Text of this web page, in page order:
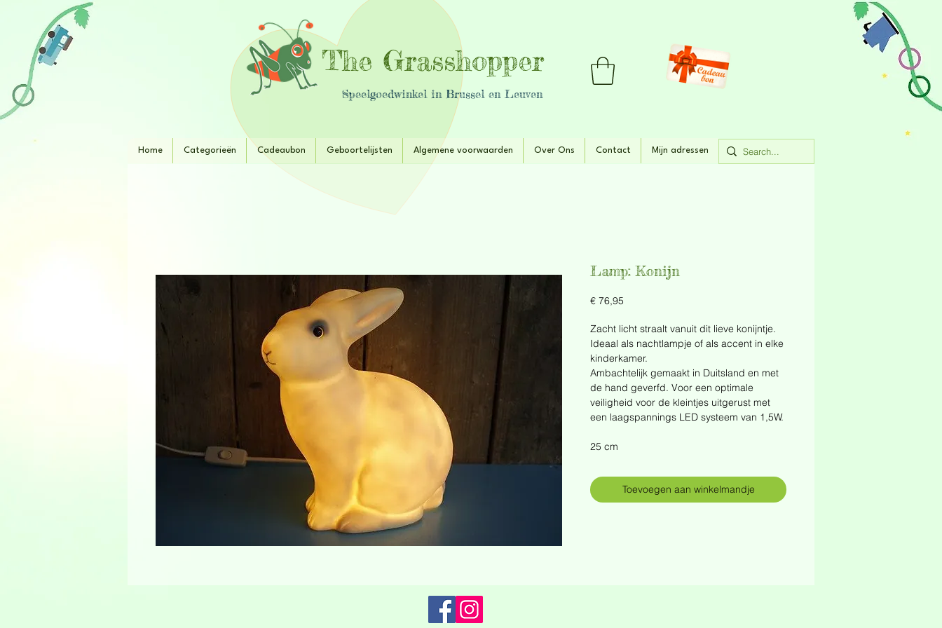
The Grasshopper
Speelgoedwinkel in Brussel en Leuven
Home Categorieën Cadeaubon Geboortelijsten Algemene voorwaarden Over Ons Contact Mijn adressen
Lamp: Konijn
€ 76,95
Zacht licht straalt vanuit dit lieve konijntje.
Ideaal als nachtlampje of als accent in elke
kinderkamer.
Ambachtelijk gemaakt in Duitsland en met
de hand geverfd. Voor een optimale
veiligheid voor de kleintjes uitgerust met
een laagspannings LED systeem van 1,5W.
25 cm
Toevoegen aan winkelmandje